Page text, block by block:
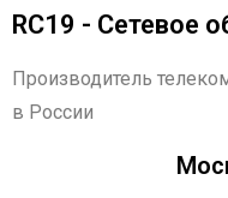
RC19 - Сетевое
Производитель
в России